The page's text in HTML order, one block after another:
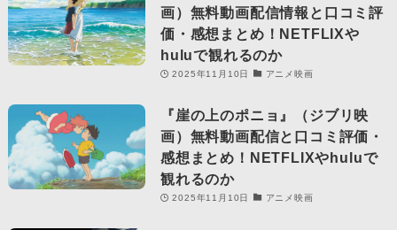
画）無料動画配信情報と口コミ評
価・感想まとめ！NETFLIXや
huluで観れるのか
2025年11月10日 アニメ映画
『崖の上のポニョ』（ジブリ映
画）無料動画配信と口コミ評価・
感想まとめ！NETFLIXやhuluで
観れるのか
2025年11月10日 アニメ映画